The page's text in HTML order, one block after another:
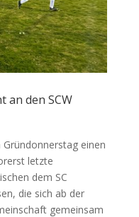
an den SCW
einen
letzte
dem SC
die sich ab der
gemeinsam